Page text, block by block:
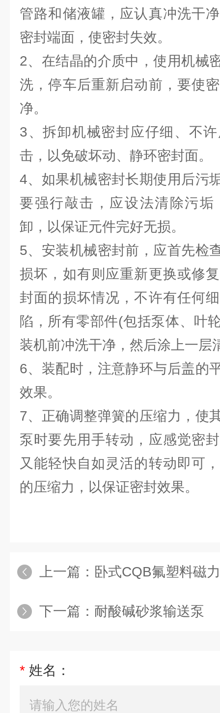
管路和储液罐，应认真冲洗干
密封端面，使密封失效。
2、在结晶的介质中，使用机械
洗，停车后重新启动前，要使
净。
3、拆卸机械密封应仔细、不
击，以免破坏动、静环密封面。
4、如果机械密封长期使用后污
要强行敲击，应设法清除污垢
卸，以保证元件完好无损。
5、安装机械密封前，应首先检
损坏，如有则应重新更换或修
封面的损坏情况，不许有任何
陷，所有零部件(包括泵体、叶
装机前冲洗干净，然后涂上一层
6、装配时，注意静环与后盖的
效果。
7、正确调整弹簧的压缩力，使
泵时要先用手转动，应感觉密
又能轻快自如灵活的转动即可
的压缩力，以保证密封效果。
上一篇： 卧式CQB氟塑料磁
下一篇： 耐酸碱砂浆输送泵
* 姓名：